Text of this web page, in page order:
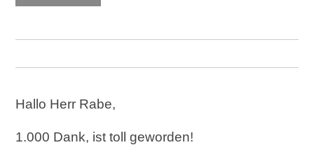
Hallo Herr Rabe,
1.000 Dank, ist toll geworden!